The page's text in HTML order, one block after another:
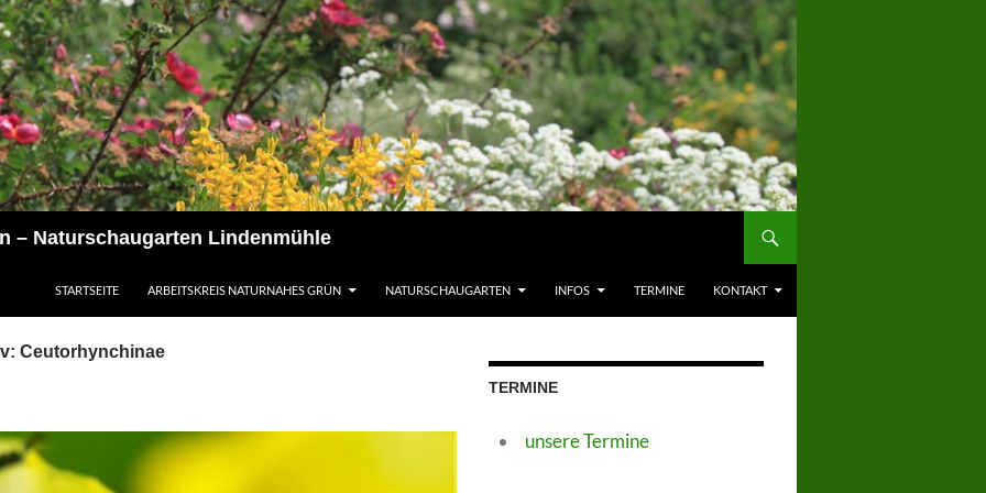
– Naturschaugarten Lindenmühle
STARTSEITE ARBEITSKREIS NATURNAHES GRÜN NATURSCHAUGARTEN INFOS TERMINE KONTAKT
Ceutorhynchinae
TERMINE
unsere Termine